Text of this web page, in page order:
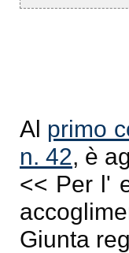
Al primo
n. 42, è
<< Per l'
Giunta